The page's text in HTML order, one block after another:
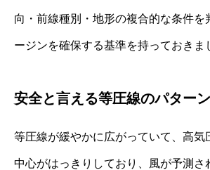
向・前線種別・地形の複合的な条件を
ージンを確保する基準を持っておきま
安全と言える等圧線のパターン
等圧線が緩やかに広がっていて、高気
中心がはっきりしており、風が予測さ